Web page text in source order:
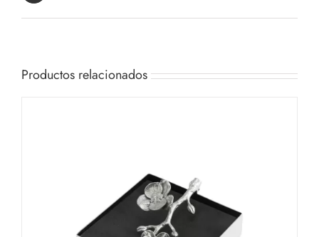
Productos relacionados